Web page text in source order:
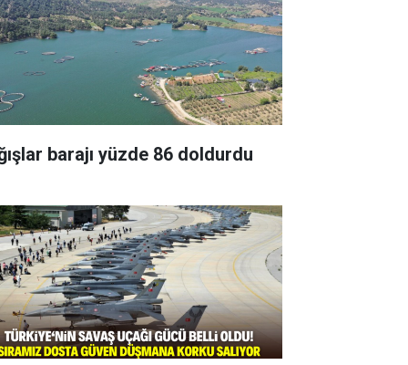
barajı yüzde 86 doldurdu